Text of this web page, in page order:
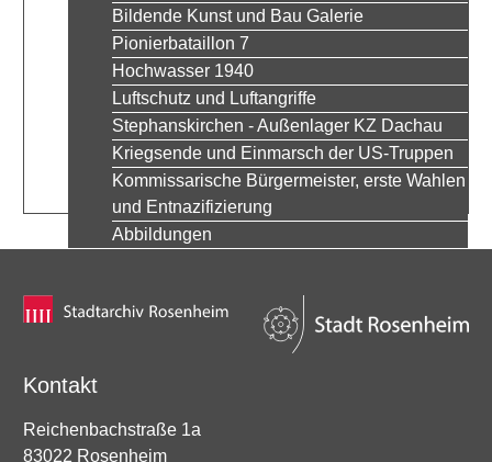
Bildende Kunst und Bau Galerie
Pionierbataillon 7
Hochwasser 1940
Luftschutz und Luftangriffe
Stephanskirchen - Außenlager KZ Dachau
Kriegsende und Einmarsch der US-Truppen
Kommissarische Bürgermeister, erste Wahlen
und Entnazifizierung
Abbildungen
Kontakt
Reichenbachstraße 1a
83022 Rosenheim